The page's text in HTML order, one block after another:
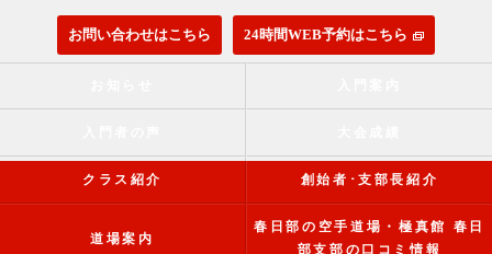
お問い合わせはこちら 24時間WEB予約はこちら
クラス紹介 創始者･支部長紹介
道場案内
春日部の空手道場・極真館 春日
部支部の口コミ情報